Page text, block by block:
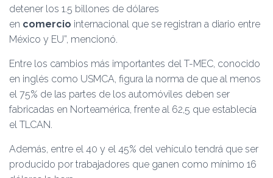
detener los 1.5 billones de dólares
en comercio internacional que se registran a diario entre
México y EU”, mencionó.
Entre los cambios más importantes del T-MEC, conocido
en inglés como USMCA, figura la norma de que al menos
el 75% de las partes de los automóviles deben ser
fabricadas en Norteamérica, frente al 62,5 que establecía
el TLCAN.
Además, entre el 40 y el 45% del vehículo tendrá que ser
producido por trabajadores que ganen como mínimo 16